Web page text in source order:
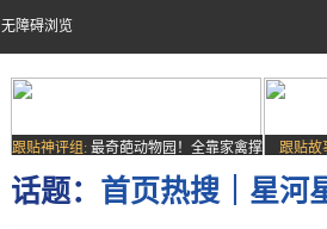
无障碍浏览
跟贴神评组: 最奇葩动物园！全靠家禽撑
场子
跟贴故
话题： 首页热搜｜星河